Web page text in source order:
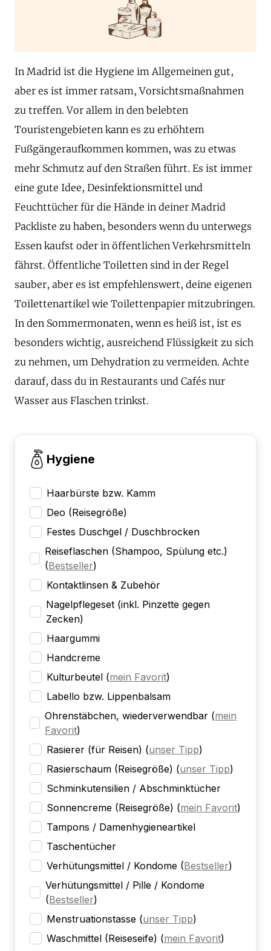
In Madrid ist die Hygiene im Allgemeinen gut,
aber es ist immer ratsam, Vorsichtsmaßnahmen
zu treffen. Vor allem in den belebten
Touristengebieten kann es zu erhöhtem
Fußgängeraufkommen kommen, was zu etwas
mehr Schmutz auf den Straßen führt. Es ist immer
eine gute Idee, Desinfektionsmittel und
Feuchttücher für die Hände in deiner Madrid
Packliste zu haben, besonders wenn du unterwegs
Essen kaufst oder in öffentlichen Verkehrsmitteln
fährst. Öffentliche Toiletten sind in der Regel
sauber, aber es ist empfehlenswert, deine eigenen
Toilettenartikel wie Toilettenpapier mitzubringen.
In den Sommermonaten, wenn es heiß ist, ist es
besonders wichtig, ausreichend Flüssigkeit zu sich
zu nehmen, um Dehydration zu vermeiden. Achte
darauf, dass du in Restaurants und Cafés nur
Wasser aus Flaschen trinkst.
Hygiene
Haarbürste bzw. Kamm
Deo (Reisegröße)
Festes Duschgel / Duschbrocken
Reiseflaschen (Shampoo, Spülung etc.)
(Bestseller)
Kontaktlinsen & Zubehör
Nagelpflegeset (inkl. Pinzette gegen
Zecken)
Haargummi
Handcreme
Kulturbeutel (mein Favorit)
Labello bzw. Lippenbalsam
Ohrenstäbchen, wiederverwendbar (mein
Favorit)
Rasierer (für Reisen) (unser Tipp)
Rasierschaum (Reisegröße) (unser Tipp)
Schminkutensilien / Abschminktücher
Sonnencreme (Reisegröße) (mein Favorit)
Tampons / Damenhygieneartikel
Taschentücher
Verhütungsmittel / Kondome (Bestseller)
Verhütungsmittel / Pille / Kondome
(Bestseller)
Menstruationstasse (unser Tipp)
Waschmittel (Reiseseife) (mein Favorit)